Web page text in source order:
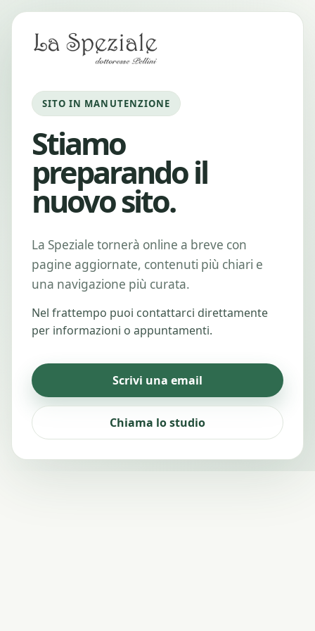
SITO IN MANUTENZIONE
Stiamo
preparando il
nuovo sito.
La Speziale tornerà online a breve con
pagine aggiornate, contenuti più chiari e
una navigazione più curata.
Nel frattempo puoi contattarci direttamente
per informazioni o appuntamenti.
Scrivi una email
Chiama lo studio